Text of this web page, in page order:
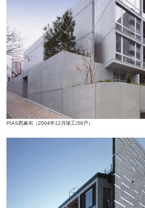
PIAS西麻布（2004年12月竣工/38戸）